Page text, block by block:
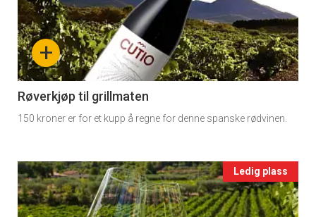
detail
-
section
11
Ukens
vin
+
Røverkjøp til grillmaten
150 kroner er for et kupp å regne for denne spanske rødvinen.
Events
single
Ledig plass